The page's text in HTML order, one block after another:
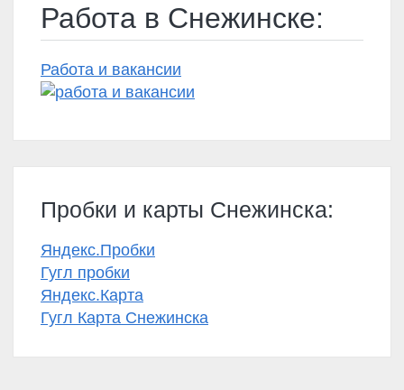
Работа в Снежинске:
Работа и вакансии
Пробки и карты Снежинска:
Яндекс.Пробки
Гугл пробки
Яндекс.Карта
Гугл Карта Снежинска